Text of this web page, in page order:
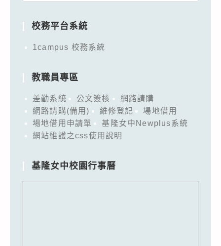
校務平台系統
1campus 校務系統
教職員專區
差勤系統 公文簽核
網路請購
網路請購(備用)
維修登記
場地借用
場地借用申請單
基隆女中Newplus系統
網站維護之css使用說明
基隆女中校園行事曆